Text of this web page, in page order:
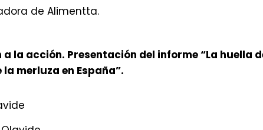
de Alimentta.
la acción. Presentación del informe “La huella
merluza en España”.